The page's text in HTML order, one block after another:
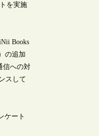
を実施
Books
の追加
信への対
スして
ケート